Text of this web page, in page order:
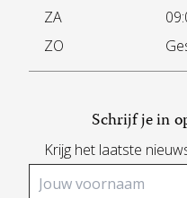
ZA
ZO
Schrijf je in
Krijg het laatste